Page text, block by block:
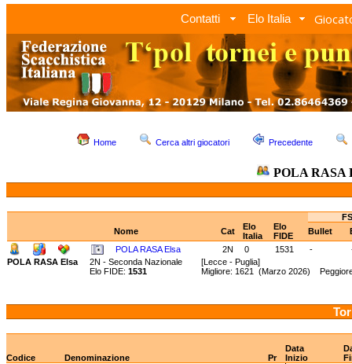
Contatti Elo Italia
Home Cerca altri giocatori Precedente
POLA RASA
Nome
Cat
Elo
Italia
Elo
FIDE
Bullet
POLA RASA Elsa
2N 0 1531 -
POLA RASA Elsa
2N - Seconda Nazionale [Lecce - Puglia]
Elo FIDE: 1531 Migliore: 1621 (Marzo 2026)
Data
Codice
Denominazione Pr Inizio